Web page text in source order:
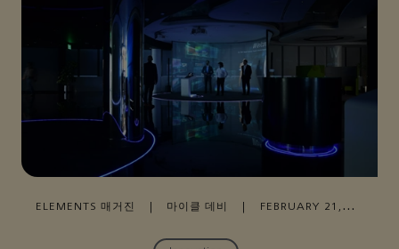
ELEMENTS 매거진 마이클 데비
FEBRUARY 21,